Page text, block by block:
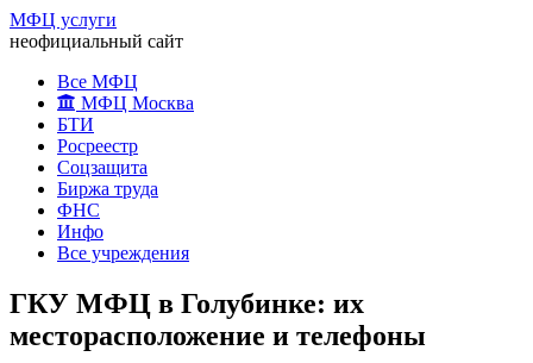
МФЦ услуги
неофициальный сайт
Все МФЦ
МФЦ Москва
БТИ
Росреестр
Соцзащита
Биржа труда
ФНС
Инфо
Все учреждения
ГКУ МФЦ в Голубинке: их
месторасположение и телефоны